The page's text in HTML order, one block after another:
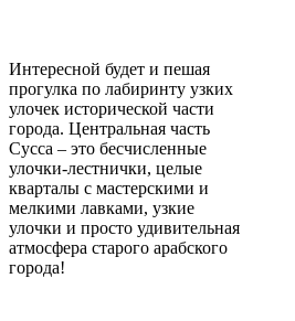
Интересной будет и пешая
прогулка по лабиринту узких
улочек исторической части
города. Центральная часть
Сусса – это бесчисленные
улочки-лестнички, целые
кварталы с мастерскими и
мелкими лавками, узкие
улочки и просто удивительная
атмосфера старого арабского
города!